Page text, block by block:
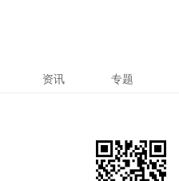
资讯 专题